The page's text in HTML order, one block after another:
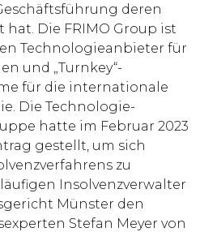
deren
hat. Die FRIMO Group ist
Technologieanbieter für
und „Turnkey“-
für die internationale
Die Technologie-
hatte im Februar 2023
gestellt, um sich
zu
Insolvenzverwalter
Münster den
Stefan Meyer von